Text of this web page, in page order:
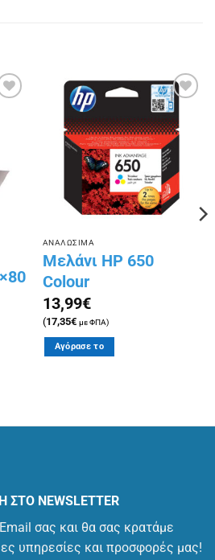
Πρόσθήκη
στην
λίστα
επιθυμιών
ΑΝΑΛΩΣΙΜΑ
Μελάνι HP 650
Colour
13,99€
(17,35€ με ΦΠΑ)
Αγόρασε το
ΣΤΟ NEWSLETTER
σας και θα σας κρατάμε
υπηρεσίες και προσφορές μας!